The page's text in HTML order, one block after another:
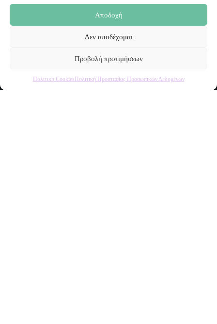
Αποδοχή
Δεν αποδέχομαι
Προβολή προτιμήσεων
Πολιτική Cookies Πολιτική Προστασίας Προσωπικών Δεδομένων
1821 91, Ηράκλειο 712 01